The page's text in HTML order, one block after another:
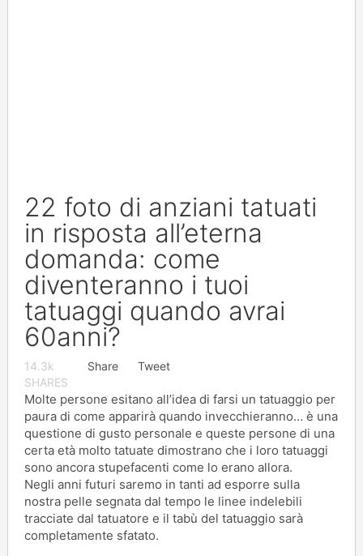
22 foto di anziani tatuati
in risposta all’eterna
domanda: come
diventeranno i tuoi
tatuaggi quando avrai
60anni?
14.3k
SHARES
Share Tweet
Molte persone esitano all’idea di farsi un tatuaggio per
paura di come apparirà quando invecchieranno… è una
questione di gusto personale e queste persone di una
certa età molto tatuate dimostrano che i loro tatuaggi
sono ancora stupefacenti come lo erano allora.
Negli anni futuri saremo in tanti ad esporre sulla
nostra pelle segnata dal tempo le linee indelebili
tracciate dal tatuatore e il tabù del tatuaggio sarà
completamente sfatato.